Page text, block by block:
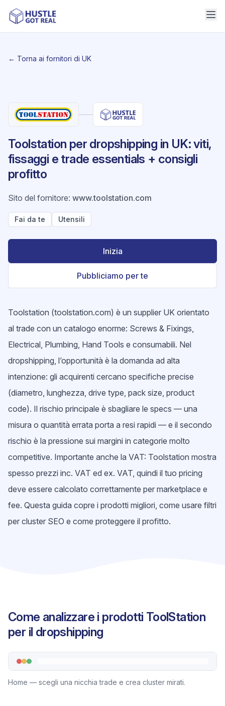
← Torna ai fornitori di UK
Toolstation per dropshipping in UK: viti,
fissaggi e trade essentials + consigli
profitto
Sito del fornitore: www.toolstation.com
Fai da te Utensili
Inizia
Pubbliciamo per te
Toolstation (toolstation.com) è un supplier UK orientato
al trade con un catalogo enorme: Screws & Fixings,
Electrical, Plumbing, Hand Tools e consumabili. Nel
dropshipping, l’opportunità è la domanda ad alta
intenzione: gli acquirenti cercano specifiche precise
(diametro, lunghezza, drive type, pack size, product
code). Il rischio principale è sbagliare le specs — una
misura o quantità errata porta a resi rapidi — e il secondo
rischio è la pressione sui margini in categorie molto
competitive. Importante anche la VAT: Toolstation mostra
spesso prezzi inc. VAT ed ex. VAT, quindi il tuo pricing
deve essere calcolato correttamente per marketplace e
fee. Questa guida copre i prodotti migliori, come usare filtri
per cluster SEO e come proteggere il profitto.
Come analizzare i prodotti ToolStation
per il dropshipping
Home — scegli una nicchia trade e crea cluster mirati.